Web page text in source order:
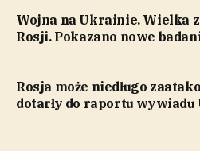
Wojna na Ukrainie. Wielka
Rosji. Pokazano nowe
Rosja może niedługo
dotarły do raportu wywiadu